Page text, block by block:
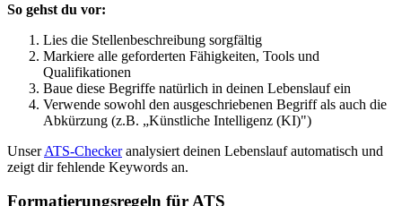
So gehst du vor:
Lies die Stellenbeschreibung sorgfältig
Markiere alle geforderten Fähigkeiten, Tools und
Qualifikationen
Baue diese Begriffe natürlich in deinen Lebenslauf ein
Verwende sowohl den ausgeschriebenen Begriff als auch die
Abkürzung (z.B. „Künstliche Intelligenz (KI)")
UnserATS-Checkeranalysiert deinen Lebenslauf automatisch und
zeigt dir fehlende Keywords an.
Formatierungsregeln für ATS